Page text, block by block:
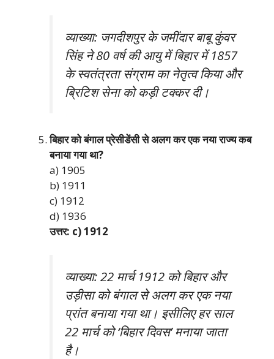
व्याख्या: जगदीशपुर के जमींदार बाबू कुंवर
सिंह ने 80 वर्ष की आयु में बिहार में 1857
के स्वतंत्रता संग्राम का नेतृत्व किया और
ब्रिटिश सेना को कड़ी टक्कर दी।
बिहार को बंगाल प्रेसीडेंसी से अलग कर एक नया राज्य कब
बनाया गया था?
a) 1905
b) 1911
c) 1912
d) 1936
उत्तर: c) 1912
व्याख्या: 22 मार्च 1912 को बिहार और
उड़ीसा को बंगाल से अलग कर एक नया
प्रांत बनाया गया था। इसीलिए हर साल
22 मार्च को ‘बिहार दिवस’ मनाया जाता
है।